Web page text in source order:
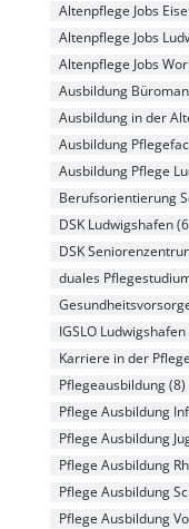
Altenpflege Jobs
Altenpflege Jobs
Altenpflege Jobs
Ausbildung
Ausbildung in der
Ausbildung
Ausbildung Pflege
Berufsorientierung
DSK Ludwigshafen
DSK
duales
IGSLO Ludwigshafen
Karriere in der Pflege
Pflegeausbildung(8)
Pflege Ausbildung
Pflege Ausbildung
Pflege Ausbildung
Pflege Ausbildung
Pflege Ausbildung